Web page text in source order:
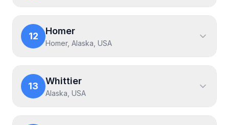
12 Homer
Homer, Alaska, USA
13 Whittier
Alaska, USA